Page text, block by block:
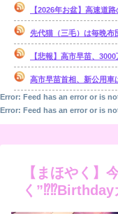
【2026年お盆】高速道路の渋
先代猫（三毛）は毎晩布団に入ってき
【悲報】高市早苗、
高市早苗首相、新公用
Error: Feed has an error or is
Error: Feed has an error or is
【まほやく】
く”⁉⁉Birthday